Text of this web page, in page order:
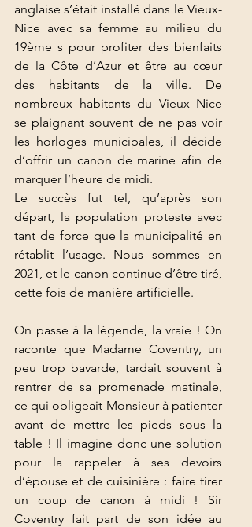
anglaise s’était installé dans le Vieux-
Nice avec sa femme au milieu du
19ème s pour profiter des bienfaits
de la Côte d’Azur et être au cœur
des habitants de la ville. De
nombreux habitants du Vieux Nice
se plaignant souvent de ne pas voir
les horloges municipales, il décide
d’offrir un canon de marine afin de
marquer l’heure de midi.
Le succès fut tel, qu’après son
départ, la population proteste avec
tant de force que la municipalité en
rétablit l’usage. Nous sommes en
2021, et le canon continue d’être tiré,
cette fois de manière artificielle.
On passe à la légende, la vraie ! On
raconte que Madame Coventry, un
peu trop bavarde, tardait souvent à
rentrer de sa promenade matinale,
ce qui obligeait Monsieur à patienter
avant de mettre les pieds sous la
table ! Il imagine donc une solution
pour la rappeler à ses devoirs
d’épouse et de cuisinière : faire tirer
un coup de canon à midi ! Sir
Coventry fait part de son idée au